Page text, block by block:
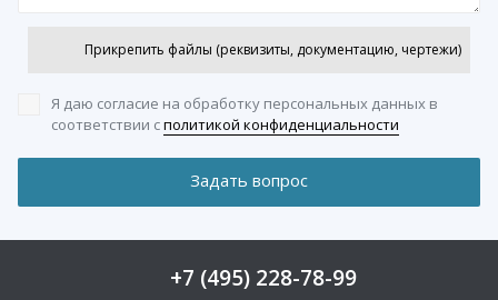
Прикрепить файлы (реквизиты, документацию, чертежи)
Я даю согласие на обработку персональных данных в
соответствии сполитикой конфиденциальности
+7 (495) 228-78-99